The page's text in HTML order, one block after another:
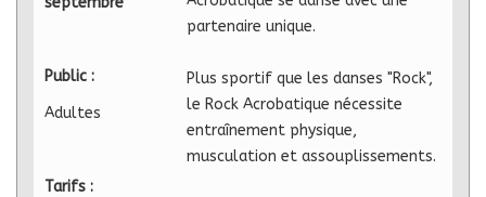
Public :
Adultes
Tarifs :
partenaire unique.
Plus sportif que les danses "Rock",
le Rock Acrobatique nécessite
entraînement physique,
musculation et assouplissements.